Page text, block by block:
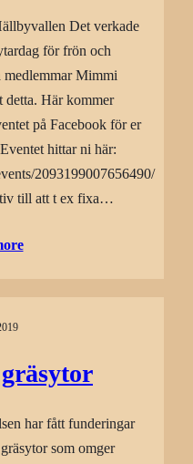
Det verkade
för frön och
medlemmar Mimmi
detta. Här kommer
på Facebook för er
hittar ni här:
2093199007656490/
till att t ex fixa…
har fått funderingar
som omger